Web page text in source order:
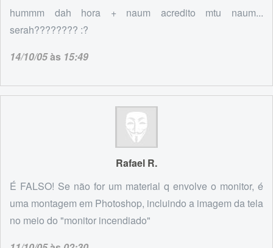
hummm dah hora + naum acredito mtu naum...
serah???????? :?
14/10/05às 15:49
Rafael R.
É FALSO! Se não for um material q envolve o monitor, é
uma montagem em Photoshop, incluindo a imagem da tela
no meio do "monitor incendiado"